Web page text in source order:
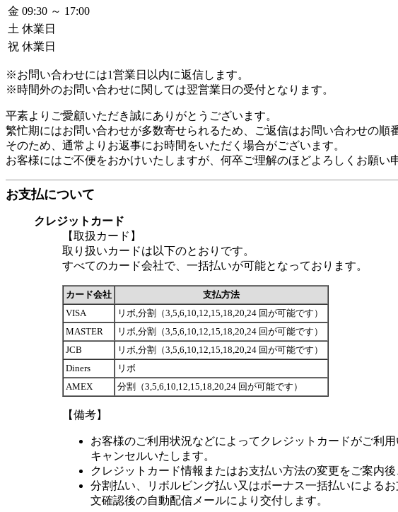
金 09:30 ～ 17:00
土 休業日
祝 休業日
※お問い合わせには1営業日以内に返信します。
※時間外のお問い合わせに関しては翌営業日の受付となります。
平素よりご愛顧いただき誠にありがとうございます。
繁忙期にはお問い合わせが多数寄せられるため、ご返信はお問い合わせの順
そのため、通常よりお返事にお時間をいただく場合がございます。
お客様にはご不便をおかけいたしますが、何卒ご理解のほどよろしくお願い
お支払について
クレジットカード
【取扱カード】
取り扱いカードは以下のとおりです。
すべてのカード会社で、一括払いが可能となっております。
カード会社
支払方法
VISA
リボ,分割（3,5,6,10,12,15,18,20,24 回が可能です）
MASTER
リボ,分割（3,5,6,10,12,15,18,20,24 回が可能です）
JCB
リボ,分割（3,5,6,10,12,15,18,20,24 回が可能です）
Diners
リボ
AMEX
分割（3,5,6,10,12,15,18,20,24 回が可能です）
【備考】
お客様のご利用状況などによってクレジットカードがご利
キャンセルいたします。
クレジットカード情報またはお支払い方法の変更をご案内
分割払い、リボルビング払い又はボーナス一括払いによる
文確認後の自動配信メールにより交付します。